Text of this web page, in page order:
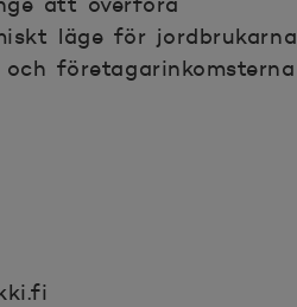
läge för jordbrukarna
företagarinkomsterna